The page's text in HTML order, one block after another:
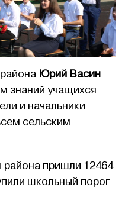
Юрий Васин
знаний учащихся
и начальники
сельским
пришли 12464
школьный порог